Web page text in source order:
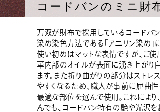
コードバンのミニ財
万双が財布で採用しているコードバ
染め染色方法である「アニリン染め」
使い初めはマットな表情ですが、ご使
革内部のオイルが表面に湧き上がり
ます。また折り曲がりの部分はストレ
やすくなるため、職人が事前に屈曲
最適な部位を選んで使用。これにより
んでも、コードバン特有の艶や光沢